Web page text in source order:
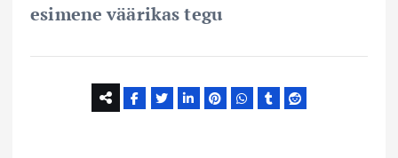
esimene väärikas tegu